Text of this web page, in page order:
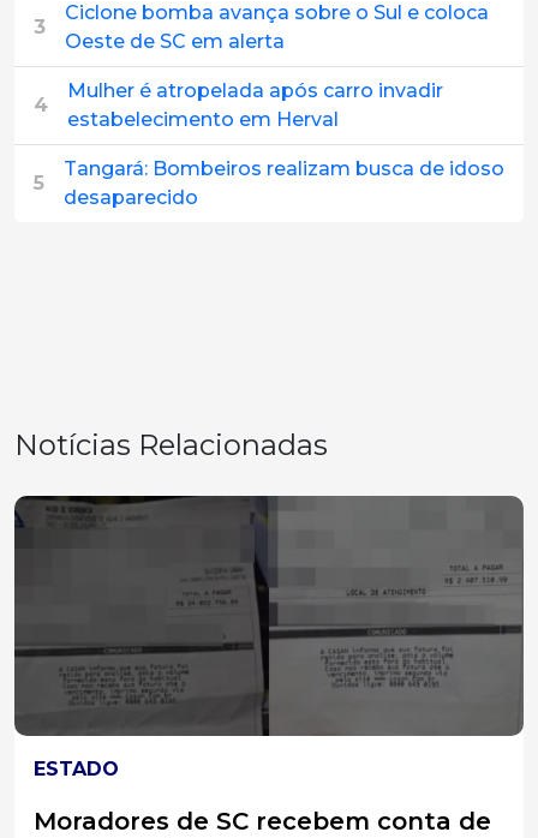
3
Ciclone bomba avança sobre o Sul e coloca
Oeste de SC em alerta
4
Mulher é atropelada após carro invadir
estabelecimento em Herval
5
Tangará: Bombeiros realizam busca de idoso
desaparecido
Notícias Relacionadas
ESTADO
Moradores de SC recebem conta de